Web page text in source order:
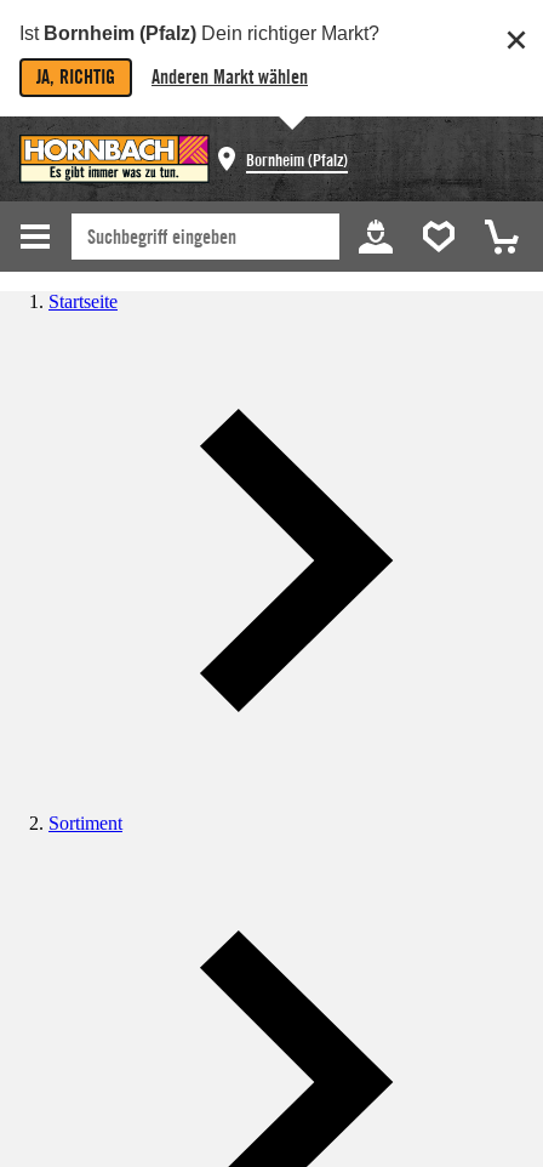
Ist Bornheim (Pfalz) Dein richtiger Markt?
JA, RICHTIG Anderen Markt wählen
Bornheim (Pfalz)
Startseite
Sortiment